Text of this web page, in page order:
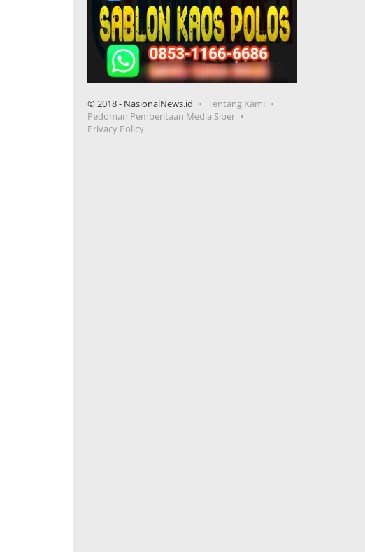
© 2018 - NasionalNews.id
Tentang Kami
Pedoman Pemberitaan Media Siber
Privacy Policy